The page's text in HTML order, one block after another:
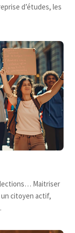
d’études, les
Maitriser
citoyen actif,